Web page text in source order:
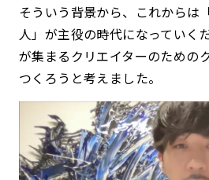
そういう背景から、これからは
人」が主役の時代になっていく
が集まるクリエイターのための
つくろうと考えました。